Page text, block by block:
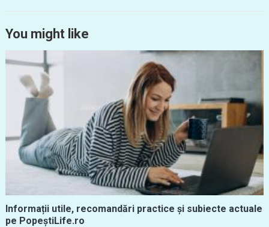
You might like
Informații utile, recomandări practice și subiecte actuale
pe PopeștiLife.ro